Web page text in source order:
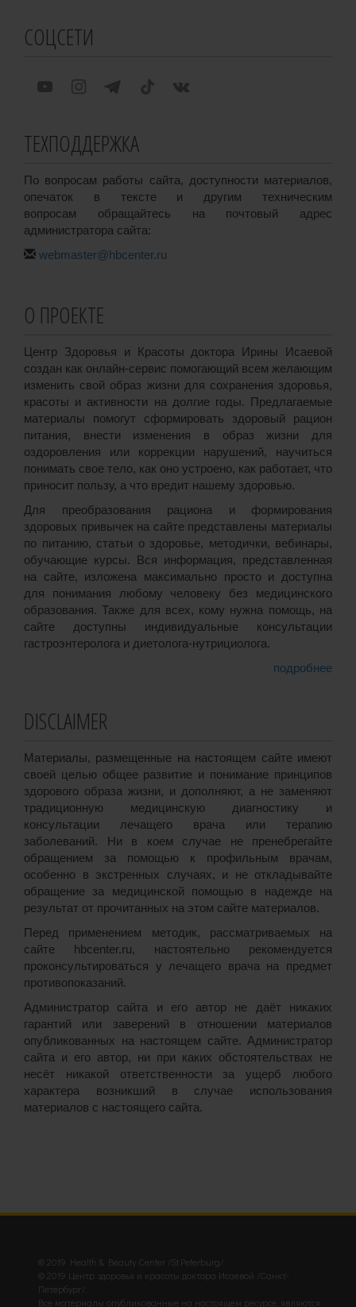
СОЦСЕТИ
ТЕХПОДДЕРЖКА
По вопросам работы сайта, доступности материалов,
опечаток в тексте и другим техническим
вопросам обращайтесь на почтовый адрес
администратора сайта:
webmaster@hbcenter.ru
О ПРОЕКТЕ
Центр Здоровья и Красоты доктора Ирины Исаевой
создан как онлайн-сервис помогающий всем желающим
изменить свой образ жизни для сохранения здоровья,
красоты и активности на долгие годы. Предлагаемые
материалы помогут сформировать здоровый рацион
питания, внести изменения в образ жизни для
оздоровления или коррекции нарушений, научиться
понимать свое тело, как оно устроено, как работает, что
приносит пользу, а что вредит нашему здоровью.
Для преобразования рациона и формирования
здоровых привычек на сайте представлены материалы
по питанию, статьи о здоровье, методички, вебинары,
обучающие курсы. Вся информация, представленная
на сайте, изложена максимально просто и доступна
для понимания любому человеку без медицинского
образования. Также для всех, кому нужна помощь, на
сайте доступны индивидуальные консультации
гастроэнтеролога и диетолога-нутрициолога.
подробнее
DISCLAIMER
Материалы, размещенные на настоящем сайте имеют
своей целью общее развитие и понимание принципов
здорового образа жизни, и дополняют, а не заменяют
традиционную медицинскую диагностику и
консультации лечащего врача или терапию
заболеваний. Ни в коем случае не пренебрегайте
обращением за помощью к профильным врачам,
особенно в экстренных случаях, и не откладывайте
обращение за медицинской помощью в надежде на
результат от прочитанных на этом сайте материалов.
Перед применением методик, рассматриваемых на
сайте hbcenter.ru, настоятельно рекомендуется
проконсультироваться у лечащего врача на предмет
противопоказаний.
Администратор сайта и его автор не даёт никаких
гарантий или заверений в отношении материалов
опубликованных на настоящем сайте. Администратор
сайта и его автор, ни при каких обстоятельствах не
несёт никакой ответственности за ущерб любого
характера возникший в случае использования
материалов с настоящего сайта.
© 2019 Health & Beauty Center /St.Peterburg/.
© 2019 Центр здоровья и красоты доктора Исаевой /Санкт-
Петербург/.
Все материалы опубликованные на настоящем ресурсе, являются